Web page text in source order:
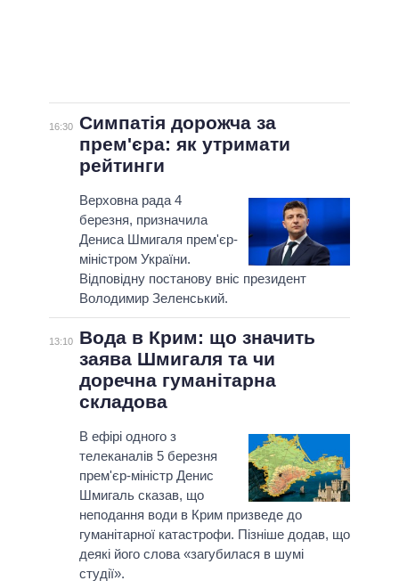
16:30 Симпатія дорожча за
прем'єра: як утримати
рейтинги
Верховна рада 4
березня, призначила
Дениса Шмигаля прем'єр-
міністром України.
Відповідну постанову вніс президент
Володимир Зеленський.
13:10
Вода в Крим: що значить
заява Шмигаля та чи
доречна гуманітарна
складова
В ефірі одного з
телеканалів 5 березня
прем'єр-міністр Денис
Шмигаль сказав, що
неподання води в Крим призведе до
гуманітарної катастрофи. Пізніше додав, що
деякі його слова «загубилася в шумі
студії».